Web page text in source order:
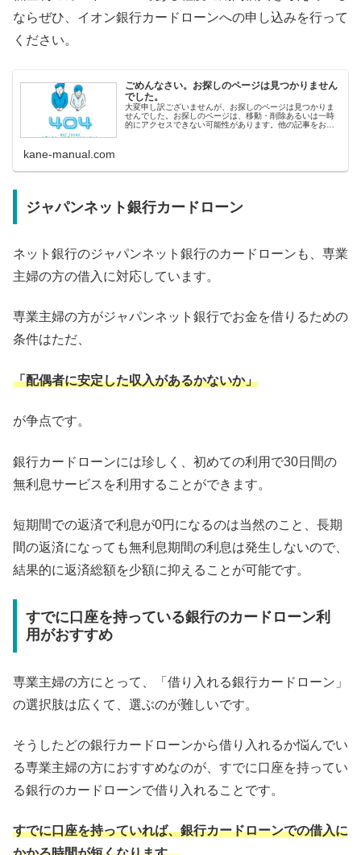
ならぜひ、イオン銀行カードローンへの申し込みを行って
ください。
ごめんなさい。お探しのページは見つかりません
でした。
大変申し訳ございませんが、お探しのページは見つかりま
せんでした。お探しのページは、移動・削除あるいは一時
的にアクセスできない可能性があります。他の記事をお探
kane-manual.com
ジャパンネット銀行カードローン
ネット銀行のジャパンネット銀行のカードローンも、専業
主婦の方の借入に対応しています。
専業主婦の方がジャパンネット銀行でお金を借りるための
条件はただ、
「配偶者に安定した収入があるかないか」
が争点です。
銀行カードローンには珍しく、初めての利用で30日間の
無利息サービスを利用することができます。
短期間での返済で利息が0円になるのは当然のこと、長期
間の返済になっても無利息期間の利息は発生しないので、
結果的に返済総額を少額に抑えることが可能です。
すでに口座を持っている銀行のカードローン利
用がおすすめ
専業主婦の方にとって、「借り入れる銀行カードローン」
の選択肢は広くて、選ぶのが難しいです。
そうしたどの銀行カードローンから借り入れるか悩んでい
る専業主婦の方におすすめなのが、すでに口座を持ってい
る銀行のカードローンで借り入れることです。
すでに口座を持っていれば、銀行カードローンでの借入に